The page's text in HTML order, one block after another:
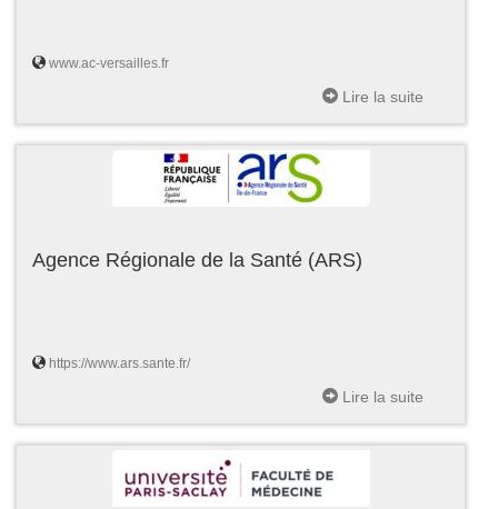
www.ac-versailles.fr
Lire la suite
Agence Régionale de la Santé (ARS)
https://www.ars.sante.fr/
Lire la suite